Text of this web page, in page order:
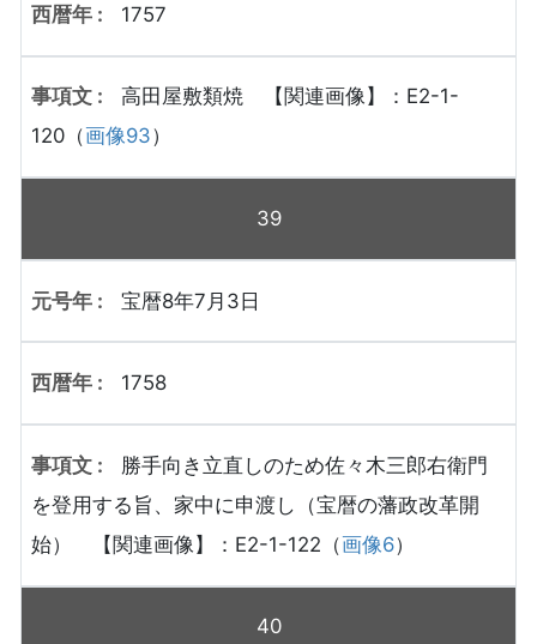
1757
高田屋敷類焼 【関連画像】：E2-1-
120（画像93）
39
宝暦8年7月3日
1758
勝手向き立直しのため佐々木三郎右衛門
を登用する旨、家中に申渡し（宝暦の藩政改革開
始） 【関連画像】：E2-1-122（画像6）
40